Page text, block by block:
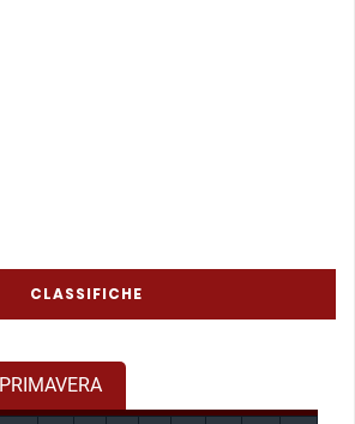
CLASSIFICHE
PRIMAVERA